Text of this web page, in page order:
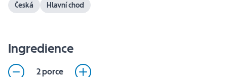
Česká Hlavní chod
Ingredience
2 porce